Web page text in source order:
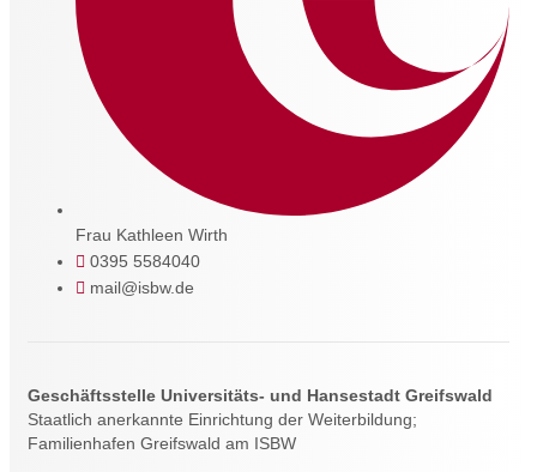
Frau Kathleen Wirth
0395 5584040
mail@isbw.de
Geschäftsstelle Universitäts- und Hansestadt Greifswald
Staatlich anerkannte Einrichtung der Weiterbildung;
Familienhafen Greifswald am ISBW